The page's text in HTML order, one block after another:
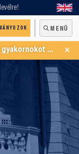
MENÜ
Menekültügyi Programunkba ×